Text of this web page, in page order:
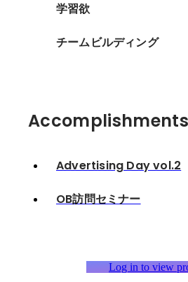
学習欲
チームビルディング
Advertising Day vol.2
OB訪問セミナー
Log in to view